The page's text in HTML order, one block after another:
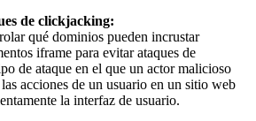
de clickjacking:
qué dominios pueden incrustar
iframe para evitar ataques de
de ataque en el que un actor malicioso
acciones de un usuario en un sitio web
la interfaz de usuario.